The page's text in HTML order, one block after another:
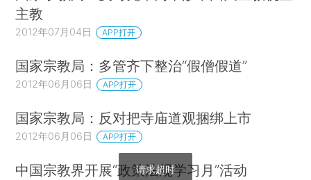
主教
2012年07月04日 APP打开
国家宗教局：多管齐下整治“假僧假道”
2012年06月06日 APP打开
国家宗教局：反对把寺庙道观捆绑上市
2012年06月06日 APP打开
中国宗教界开展“政策法规学习月”活动
请求超时